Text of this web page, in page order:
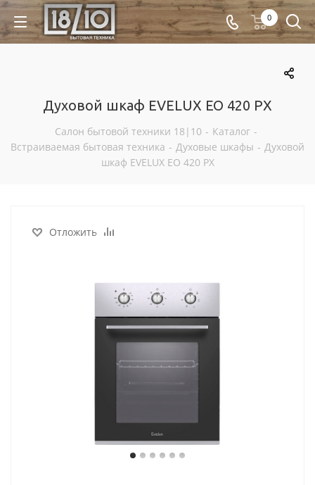
0
Духовой шкаф EVELUX EO 420 PX
Салон бытовой техники 18|10 - Каталог -
Встраиваемая бытовая техника - Духовые шкафы - Духовой
шкаф EVELUX EO 420 PX
Отложить